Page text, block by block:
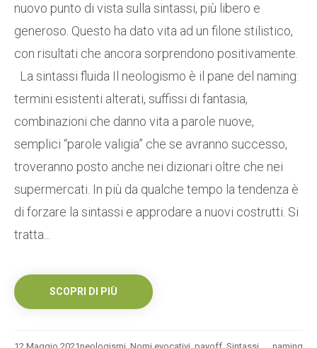
nuovo punto di vista sulla sintassi, più libero e
generoso. Questo ha dato vita ad un filone stilistico,
con risultati che ancora sorprendono positivamente.
La sintassi fluida Il neologismo è il pane del naming:
termini esistenti alterati, suffissi di fantasia,
combinazioni che danno vita a parole nuove,
semplici “parole valigia” che se avranno successo,
troveranno posto anche nei dizionari oltre che nei
supermercati. In più da qualche tempo la tendenza è
di forzare la sintassi e approdare a nuovi costrutti. Si
tratta...
SCOPRI DI PIÙ